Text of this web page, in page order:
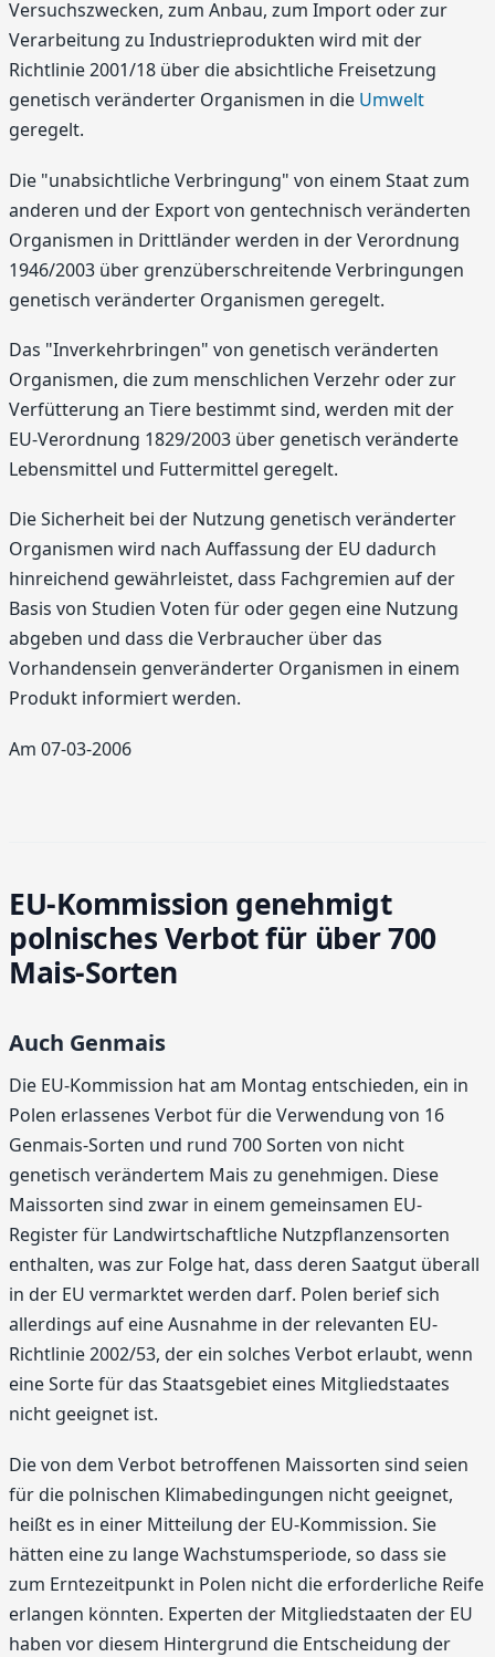
Versuchszwecken, zum Anbau, zum Import oder zur
Verarbeitung zu Industrieprodukten wird mit der
Richtlinie 2001/18 über die absichtliche Freisetzung
genetisch veränderter Organismen in die Umwelt
geregelt.
Die "unabsichtliche Verbringung" von einem Staat zum
anderen und der Export von gentechnisch veränderten
Organismen in Drittländer werden in der Verordnung
1946/2003 über grenzüberschreitende Verbringungen
genetisch veränderter Organismen geregelt.
Das "Inverkehrbringen" von genetisch veränderten
Organismen, die zum menschlichen Verzehr oder zur
Verfütterung an Tiere bestimmt sind, werden mit der
EU-Verordnung 1829/2003 über genetisch veränderte
Lebensmittel und Futtermittel geregelt.
Die Sicherheit bei der Nutzung genetisch veränderter
Organismen wird nach Auffassung der EU dadurch
hinreichend gewährleistet, dass Fachgremien auf der
Basis von Studien Voten für oder gegen eine Nutzung
abgeben und dass die Verbraucher über das
Vorhandensein genveränderter Organismen in einem
Produkt informiert werden.
Am 07-03-2006
EU-Kommission genehmigt
polnisches Verbot für über 700
Mais-Sorten
Auch Genmais
Die EU-Kommission hat am Montag entschieden, ein in
Polen erlassenes Verbot für die Verwendung von 16
Genmais-Sorten und rund 700 Sorten von nicht
genetisch verändertem Mais zu genehmigen. Diese
Maissorten sind zwar in einem gemeinsamen EU-
Register für Landwirtschaftliche Nutzpflanzensorten
enthalten, was zur Folge hat, dass deren Saatgut überall
in der EU vermarktet werden darf. Polen berief sich
allerdings auf eine Ausnahme in der relevanten EU-
Richtlinie 2002/53, der ein solches Verbot erlaubt, wenn
eine Sorte für das Staatsgebiet eines Mitgliedstaates
nicht geeignet ist.
Die von dem Verbot betroffenen Maissorten sind seien
für die polnischen Klimabedingungen nicht geeignet,
heißt es in einer Mitteilung der EU-Kommission. Sie
hätten eine zu lange Wachstumsperiode, so dass sie
zum Erntezeitpunkt in Polen nicht die erforderliche Reife
erlangen könnten. Experten der Mitgliedstaaten der EU
haben vor diesem Hintergrund die Entscheidung der